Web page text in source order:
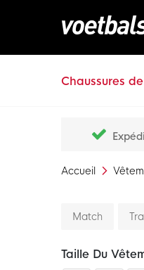
Chaussures
Accueil
Match
Taille Du